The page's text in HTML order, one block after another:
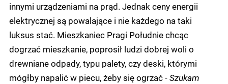
innymi urządzeniami na prąd. Jednak ceny energii
elektrycznej są powalające i nie każdego na taki
luksus stać. Mieszkaniec Pragi Południe chcąc
dogrzać mieszkanie, poprosił ludzi dobrej woli o
drewniane odpady, typu palety, czy deski, którymi
mógłby napalić w piecu, żeby się ogrzać -Szukam